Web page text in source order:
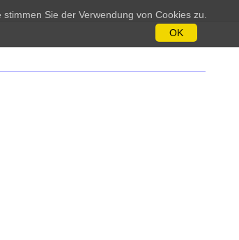
Sie der Verwendung von Cookies zu.
OK